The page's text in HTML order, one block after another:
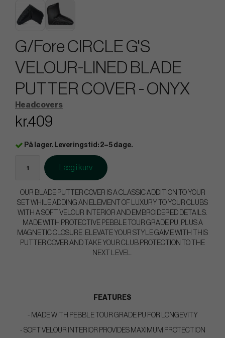
G/Fore CIRCLE G'S
VELOUR-LINED BLADE
PUTTER COVER - ONYX
Headcovers
kr.409
På lager. Leveringstid: 2–5 dage.
Læg i kurv
OUR BLADE PUTTER COVER IS A CLASSIC ADDITION TO YOUR
SET WHILE ADDING AN ELEMENT OF LUXURY TO YOUR CLUBS
WITH A SOFT VELOUR INTERIOR AND EMBROIDERED DETAILS.
MADE WITH PROTECTIVE PEBBLE TOUR GRADE PU, PLUS A
MAGNETIC CLOSURE. ELEVATE YOUR STYLE GAME WITH THIS
PUTTER COVER AND TAKE YOUR CLUB PROTECTION TO THE
NEXT LEVEL.
FEATURES
- MADE WITH PEBBLE TOUR GRADE PU FOR LONGEVITY
- SOFT VELOUR INTERIOR PROVIDES MAXIMUM PROTECTION